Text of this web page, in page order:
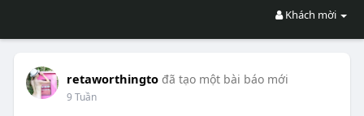
Khách mời
retaworthingto đã tạo một bài báo mới
9 Tuần